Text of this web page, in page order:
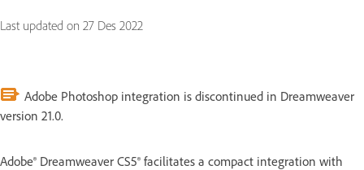
Last updated on 27 Des 2022
Adobe Photoshop integration is discontinued in Dreamweaver
version 21.0.
Adobe® Dreamweaver CS5® facilitates a compact integration with